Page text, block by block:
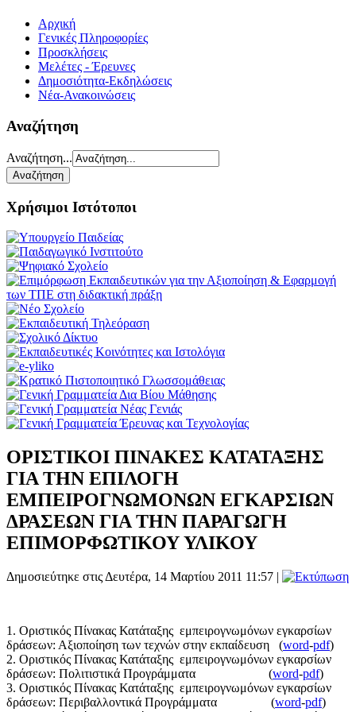
Αρχική
Γενικές Πληροφορίες
Προσκλήσεις
Μελέτες - Έρευνες
Δημοσιότητα-Εκδηλώσεις
Νέα-Ανακοινώσεις
Αναζήτηση
Αναζήτηση...
Χρήσιμοι Ιστότοποι
ΟΡΙΣΤΙΚΟΙ ΠΙΝΑΚΕΣ ΚΑΤΑΤΑΞΗΣ
ΓΙΑ ΤΗΝ ΕΠΙΛΟΓΗ
ΕΜΠΕΙΡΟΓΝΩΜΟΝΩΝ ΕΓΚΑΡΣΙΩΝ
ΔΡΑΣΕΩΝ ΓΙΑ ΤΗΝ ΠΑΡΑΓΩΓΗ
ΕΠΙΜΟΡΦΩΤΙΚΟΥ ΥΛΙΚΟΥ
Δημοσιεύτηκε στις Δευτέρα, 14 Μαρτίου 2011 11:57 |
1. Οριστικός Πίνακας Κατάταξης εμπειρογνωμόνων εγκαρσίων
δράσεων: Αξιοποίηση των τεχνών στην εκπαίδευση (word-pdf)
2. Οριστικός Πίνακας Κατάταξης εμπειρογνωμόνων εγκαρσίων
δράσεων: Πολιτιστικά Προγράμματα (word-pdf)
3. Οριστικός Πίνακας Κατάταξης εμπειρογνωμόνων εγκαρσίων
δράσεων: Περιβαλλοντικά Προγράμματα (word-pdf)